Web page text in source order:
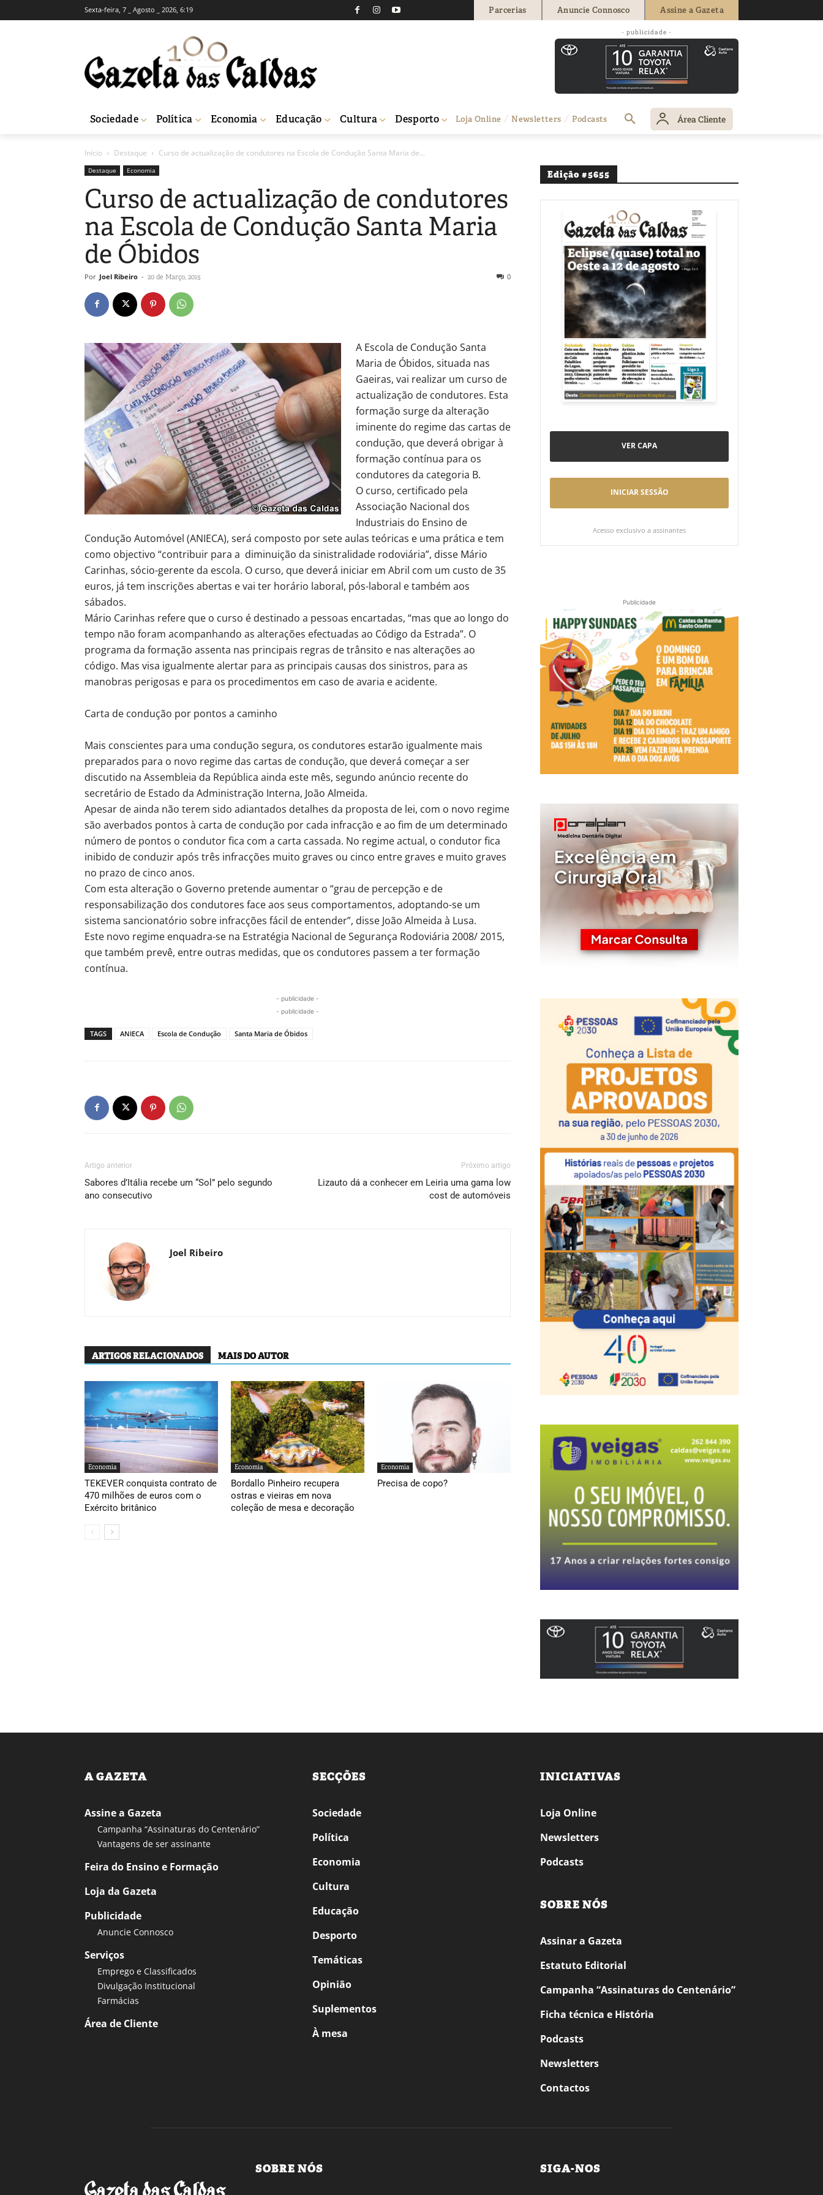
Sexta-feira, 7 _ Agosto _ 2026, 6:19 Parcerias Anuncie Connosco Assine a Gazeta
- publicidade -
Sociedade Política Economia Educação Cultura Desporto Loja Online Newsletters Podcasts Área Cliente
Início Destaque Curso de actualização de condutores na Escola de Condução Santa Maria de...
Destaque Economia
Curso de actualização de condutores
na Escola de Condução Santa Maria
de Óbidos
Por Joel Ribeiro - 20 de Março, 2015 0
A Escola de Condução Santa
Maria de Óbidos, situada nas
Gaeiras, vai realizar um curso de
actualização de condutores. Esta
formação surge da alteração
iminente do regime das cartas de
condução, que deverá obrigar à
formação contínua para os
condutores da categoria B.
O curso, certificado pela
Associação Nacional dos
Industriais do Ensino de
Condução Automóvel (ANIECA), será composto por sete aulas teóricas e uma prática e tem
como objectivo “contribuir para a diminuição da sinistralidade rodoviária”, disse Mário
Carinhas, sócio-gerente da escola. O curso, que deverá iniciar em Abril com um custo de 35
euros, já tem inscrições abertas e vai ter horário laboral, pós-laboral e também aos
sábados.
Mário Carinhas refere que o curso é destinado a pessoas encartadas, “mas que ao longo do
tempo não foram acompanhando as alterações efectuadas ao Código da Estrada”. O
programa da formação assenta nas principais regras de trânsito e nas alterações ao
código. Mas visa igualmente alertar para as principais causas dos sinistros, para as
manobras perigosas e para os procedimentos em caso de avaria e acidente.
Carta de condução por pontos a caminho
Mais conscientes para uma condução segura, os condutores estarão igualmente mais
preparados para o novo regime das cartas de condução, que deverá começar a ser
discutido na Assembleia da República ainda este mês, segundo anúncio recente do
secretário de Estado da Administração Interna, João Almeida.
Apesar de ainda não terem sido adiantados detalhes da proposta de lei, com o novo regime
são averbados pontos à carta de condução por cada infracção e ao fim de um determinado
número de pontos o condutor fica com a carta cassada. No regime actual, o condutor fica
inibido de conduzir após três infracções muito graves ou cinco entre graves e muito graves
no prazo de cinco anos.
Com esta alteração o Governo pretende aumentar o “grau de percepção e de
responsabilização dos condutores face aos seus comportamentos, adoptando-se um
sistema sancionatório sobre infracções fácil de entender”, disse João Almeida à Lusa.
Este novo regime enquadra-se na Estratégia Nacional de Segurança Rodoviária 2008/ 2015,
que também prevê, entre outras medidas, que os condutores passem a ter formação
contínua.
- publicidade -
- publicidade -
TAGS ANIECA Escola de Condução Santa Maria de Óbidos
Artigo anterior
Sabores d’Itália recebe um “Sol” pelo segundo
ano consecutivo
Próximo artigo
Lizauto dá a conhecer em Leiria uma gama low
cost de automóveis
Joel Ribeiro
ARTIGOS RELACIONADOS MAIS DO AUTOR
Economia
TEKEVER conquista contrato de
470 milhões de euros com o
Exército britânico
Economia
Bordallo Pinheiro recupera
ostras e vieiras em nova
coleção de mesa e decoração
Economia
Precisa de copo?
Edição #5655
VER CAPA
INICIAR SESSÃO
Acesso exclusivo a assinantes
Publicidade
A GAZETA
Assine a Gazeta
Campanha “Assinaturas do Centenário”
Vantagens de ser assinante
Feira do Ensino e Formação
Loja da Gazeta
Publicidade
Anuncie Connosco
Serviços
Emprego e Classificados
Divulgação Institucional
Farmácias
Área de Cliente
SECÇÕES
Sociedade
Política
Economia
Cultura
Educação
Desporto
Temáticas
Opinião
Suplementos
À mesa
INICIATIVAS
Loja Online
Newsletters
Podcasts
SOBRE NÓS
Assinar a Gazeta
Estatuto Editorial
Campanha “Assinaturas do Centenário”
Ficha técnica e História
Podcasts
Newsletters
Contactos
SOBRE NÓS SIGA-NOS